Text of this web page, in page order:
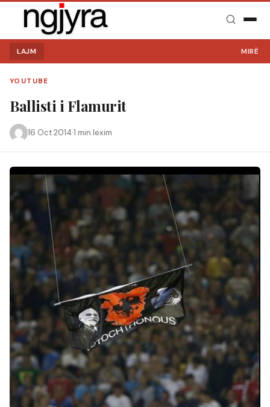
Kërko:
LAJM MIRË
YOUTUBE
Ballisti i Flamurit
16 Oct 2014·1 min lexim